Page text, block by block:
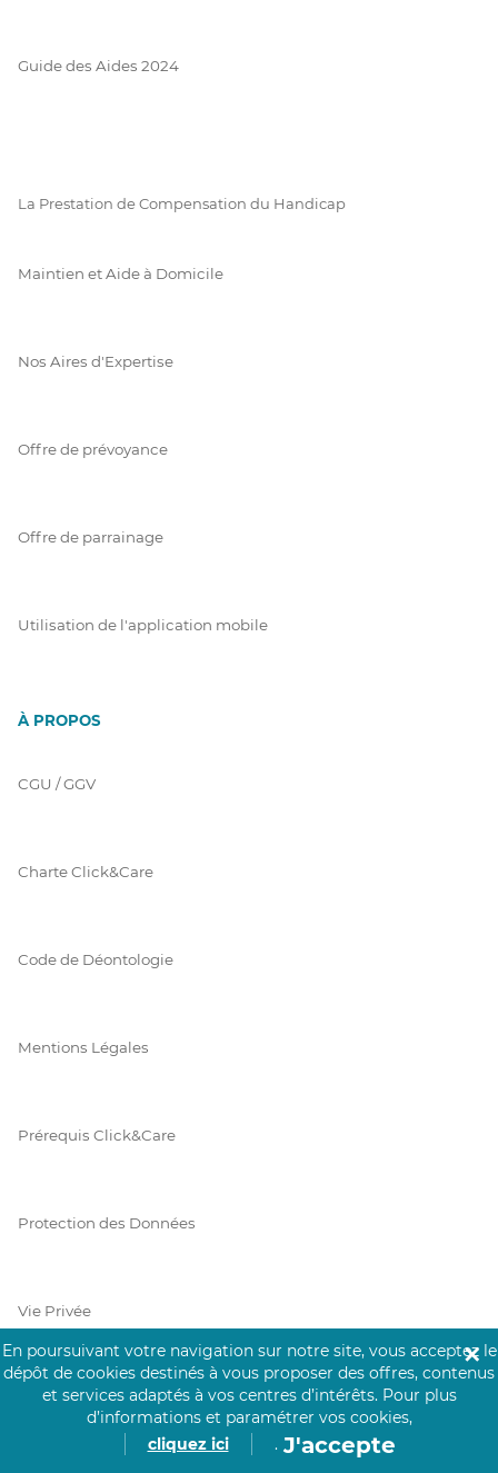
Guide des Aides 2024
La Prestation de Compensation du Handicap
Maintien et Aide à Domicile
Nos Aires d'Expertise
Offre de prévoyance
Offre de parrainage
Utilisation de l'application mobile
À PROPOS
CGU / GGV
Charte Click&Care
Code de Déontologie
Mentions Légales
Prérequis Click&Care
Protection des Données
Vie Privée
PAIEMENT SÉCURISÉ
La collecte de vos informations de carte bancaire est cryptée
En poursuivant votre navigation sur notre site, vous acceptez le
dépôt de cookies destinés à vous proposer des offres, contenus
et services adaptés à vos centres d’intérêts. Pour plus
d’informations et paramétrer vos cookies,
cliquez ici
. J'accepte
✕